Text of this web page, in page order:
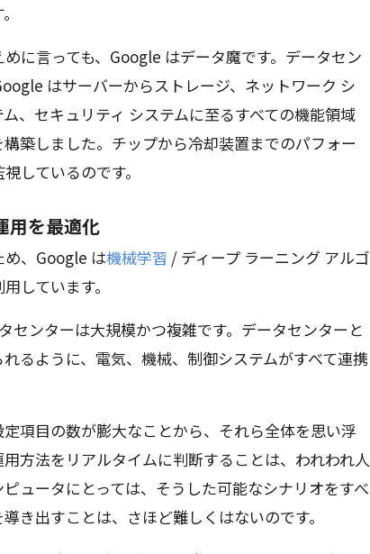
に言っても、Google はデータ魔です。データセン
はサーバーからストレージ、ネットワーク シ
、セキュリティ システムに至るすべての機能領域
築しました。チップから冷却装置までのパフォー
しているのです。
用を最適化
め、Google は機械学習 / ディープ ラーニング アルゴ
しています。
センターは大規模かつ複雑です。データセンターと
るように、電気、機械、制御システムがすべて連携
項目の数が膨大なことから、それら全体を思い浮
方法をリアルタイムに判断することは、われわれ人
ュータにとっては、そうした可能なシナリオをすべ
き出すことは、さほど難しくはないのです。